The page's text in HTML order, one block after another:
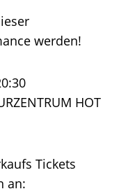
werden!
HOT
Tickets
an: